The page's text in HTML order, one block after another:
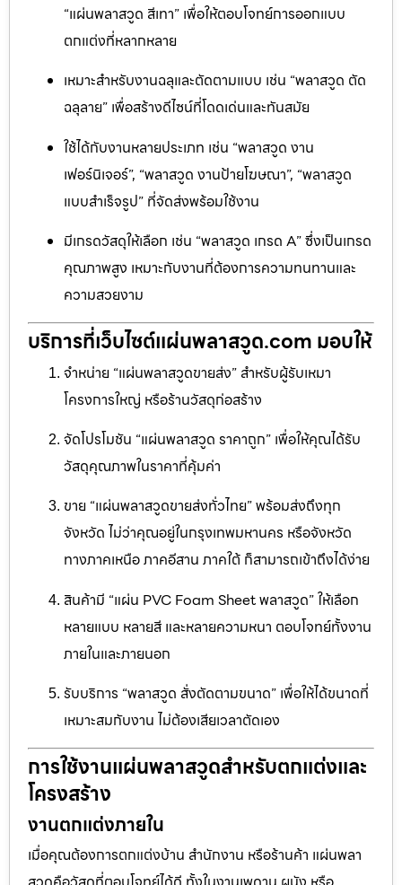
“แผ่นพลาสวูด สีเทา” เพื่อให้ตอบโจทย์การออกแบบ
ตกแต่งที่หลากหลาย
เหมาะสำหรับงานฉลุและตัดตามแบบ เช่น “พลาสวูด ตัด
ฉลุลาย” เพื่อสร้างดีไซน์ที่โดดเด่นและทันสมัย
ใช้ได้กับงานหลายประเภท เช่น “พลาสวูด งาน
เฟอร์นิเจอร์”, “พลาสวูด งานป้ายโฆษณา”, “พลาสวูด
แบบสำเร็จรูป” ที่จัดส่งพร้อมใช้งาน
มีเกรดวัสดุให้เลือก เช่น “พลาสวูด เกรด A” ซึ่งเป็นเกรด
คุณภาพสูง เหมาะกับงานที่ต้องการความทนทานและ
ความสวยงาม
บริการที่เว็บไซต์แผ่นพลาสวูด.com มอบให้
จำหน่าย “แผ่นพลาสวูดขายส่ง” สำหรับผู้รับเหมา
โครงการใหญ่ หรือร้านวัสดุก่อสร้าง
จัดโปรโมชัน “แผ่นพลาสวูด ราคาถูก” เพื่อให้คุณได้รับ
วัสดุคุณภาพในราคาที่คุ้มค่า
ขาย “แผ่นพลาสวูดขายส่งทั่วไทย” พร้อมส่งถึงทุก
จังหวัด ไม่ว่าคุณอยู่ในกรุงเทพมหานคร หรือจังหวัด
ทางภาคเหนือ ภาคอีสาน ภาคใต้ ก็สามารถเข้าถึงได้ง่าย
สินค้ามี “แผ่น PVC Foam Sheet พลาสวูด” ให้เลือก
หลายแบบ หลายสี และหลายความหนา ตอบโจทย์ทั้งงาน
ภายในและภายนอก
รับบริการ “พลาสวูด สั่งตัดตามขนาด” เพื่อให้ได้ขนาดที่
เหมาะสมกับงาน ไม่ต้องเสียเวลาตัดเอง
การใช้งานแผ่นพลาสวูดสำหรับตกแต่งและ
โครงสร้าง
งานตกแต่งภายใน
เมื่อคุณต้องการตกแต่งบ้าน สำนักงาน หรือร้านค้า แผ่นพลา